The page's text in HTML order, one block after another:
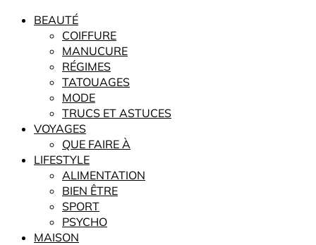
BEAUTÉ
COIFFURE
MANUCURE
RÉGIMES
TATOUAGES
MODE
TRUCS ET ASTUCES
VOYAGES
QUE FAIRE À
LIFESTYLE
ALIMENTATION
BIEN ÊTRE
SPORT
PSYCHO
MAISON